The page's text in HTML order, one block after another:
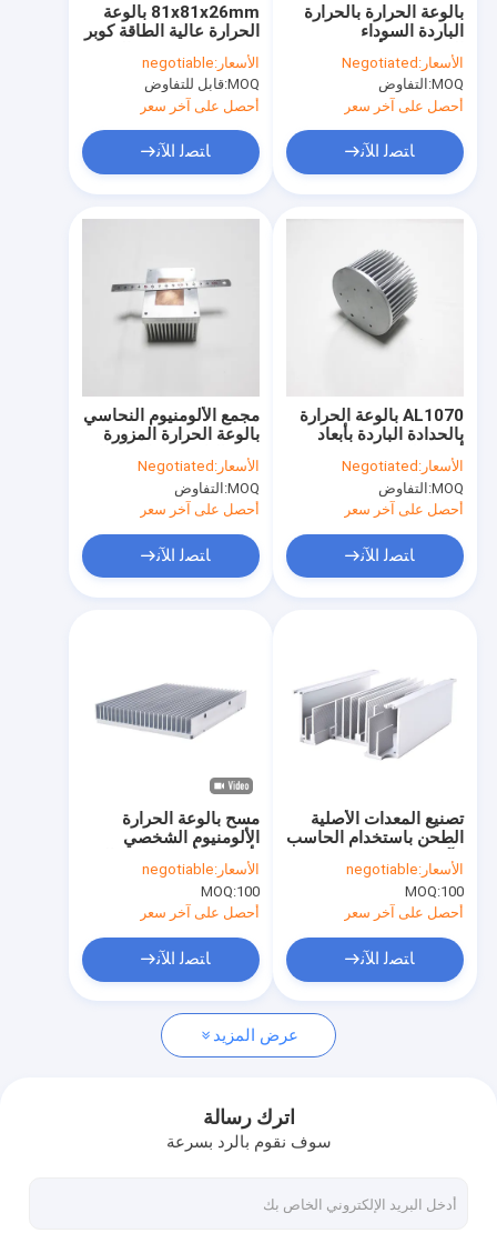
معلومات عنا
جولة في المعمل
اتصل بنا
اطلب اقتباس
بالوعة الحرارة الألومنيوم الشخصي
بالوعة الحرارة الباردة مزورة
بالوعة الحرارة السائلة
مبرد تبريد وحدة المعالجة المركزية
81x81x26mm بالوعة
الحرارة عالية الطاقة كوبر
Skived مع مروحة التبريد
الأسعار:negotiable
MOQ: قابل للتفاوض
أحصل على آخر سعر
ﺎﺘﺼﻟ ﺍﻶﻧ
بالوعة الحرارة بالحرارة
الباردة السوداء
المستديرة بأكسيد
الألومنيوم مع القالب
الحالي ضياء 110 مم
الأسعار: Negotiated
MOQ: التفاوض
أحصل على آخر سعر
ﺎﺘﺼﻟ ﺍﻶﻧ
مجمع الألومنيوم النحاسي
بالوعة الحرارة المزورة
على البارد لمعدات الطاقة
الكبيرة
الأسعار: Negotiated
MOQ: التفاوض
أحصل على آخر سعر
ﺎﺘﺼﻟ ﺍﻶﻧ
AL1070 بالوعة الحرارة
بالحدادة الباردة بأبعاد
أنودة واضحة
100X70mm
الأسعار: Negotiated
MOQ: التفاوض
أحصل على آخر سعر
ﺎﺘﺼﻟ ﺍﻶﻧ
مسح بالوعة الحرارة
الألومنيوم الشخصي
بأكسيد الألومنيوم مع البعد
الدقيق باستخدام الحاسب
الآلي
الأسعار:negotiable
MOQ:100
أحصل على آخر سعر
ﺎﺘﺼﻟ ﺍﻶﻧ
تصنيع المعدات الأصلية
الطحن باستخدام الحاسب
الألومنيوم غرفة التبريد
صناعة البثق الالكترونيات
الأسعار:negotiable
MOQ:100
أحصل على آخر سعر
ﺎﺘﺼﻟ ﺍﻶﻧ
عرض المزيد
اترك رسالة
سوف نقوم بالرد بسرعة